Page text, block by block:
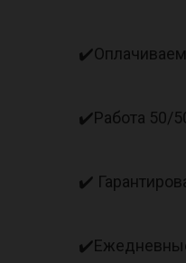
✔️Работа 50/
✔️